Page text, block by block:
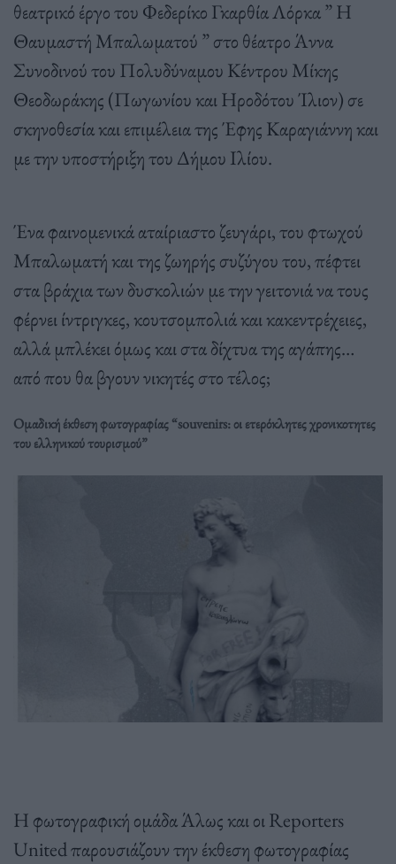
θεατρικό έργο του Φεδερίκο Γκαρθία Λόρκα ” Η
Θαυμαστή Μπαλωματού ” στο θέατρο Άννα
Συνοδινού του Πολυδύναμου Κέντρου Μίκης
Θεοδωράκης (Πωγωνίου και Ηροδότου Ίλιον) σε
σκηνοθεσία και επιμέλεια της Έφης Καραγιάννη και
με την υποστήριξη του Δήμου Ιλίου.
Ένα φαινομενικά αταίριαστο ζευγάρι, του φτωχού
Μπαλωματή και της ζωηρής συζύγου του, πέφτει
στα βράχια των δυσκολιών με την γειτονιά να τους
φέρνει ίντριγκες, κουτσομπολιά και κακεντρέχειες,
αλλά μπλέκει όμως και στα δίχτυα της αγάπης…
από που θα βγουν νικητές στο τέλος;
Ομαδική έκθεση φωτογραφίας “souvenirs: οι ετερόκλητες χρονικοτητες
του ελληνικού τουρισμού”
Η φωτογραφική ομάδα Άλως και οι Reporters
United παρουσιάζουν την έκθεση φωτογραφίας